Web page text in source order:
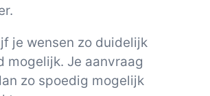
je wensen zo duidelijk
mogelijk. Je aanvraag
zo spoedig mogelijk